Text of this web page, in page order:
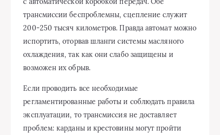
трансмиссии беспроблемны, сцепление служит
200-250 тысяч километров. Правда автомат можно
испортить, оторвав шланги системы масляного
охлаждения, так как они слабо защищены и
возможен их обрыв.
Если проводить все необходимые
регламентированные работы и соблюдать правила
эксплуатации, то трансмиссия не доставляет
проблем: карданы и крестовины могут пройти